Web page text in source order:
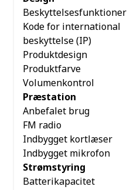
Beskyttelsesfunktioner
Kode for international
beskyttelse (IP)
Produktdesign
Produktfarve
Volumenkontrol
Præstation
Anbefalet brug
FM radio
Indbygget kortlæser
Indbygget mikrofon
Strømstyring
Batterikapacitet